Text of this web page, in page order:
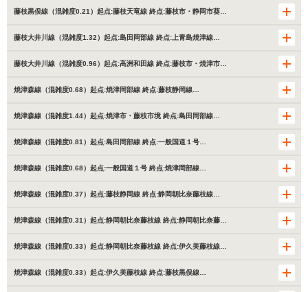
藤枝黒俣線（混雑度0.21）起点:藤枝天竜線 終点:藤枝市・静岡市葵…
藤枝大井川線（混雑度1.32）起点:島田岡部線 終点:上青島焼津線…
藤枝大井川線（混雑度0.96）起点:高洲和田線 終点:藤枝市・焼津市…
焼津森線（混雑度0.68）起点:焼津岡部線 終点:藤枝静岡線…
焼津森線（混雑度1.44）起点:焼津市・藤枝市境 終点:島田岡部線…
焼津森線（混雑度0.81）起点:島田岡部線 終点:一般国道１号…
焼津森線（混雑度0.68）起点:一般国道１号 終点:焼津岡部線…
焼津森線（混雑度0.37）起点:藤枝静岡線 終点:静岡朝比奈藤枝線…
焼津森線（混雑度0.31）起点:静岡朝比奈藤枝線 終点:静岡朝比奈藤…
焼津森線（混雑度0.33）起点:静岡朝比奈藤枝線 終点:伊久美藤枝線…
焼津森線（混雑度0.33）起点:伊久美藤枝線 終点:藤枝黒俣線…